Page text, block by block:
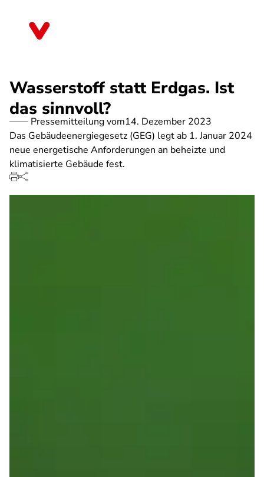
Wasserstoff statt Erdgas. Ist
das sinnvoll?
Pressemitteilung vom14. Dezember 2023
Das Gebäudeenergiegesetz (GEG) legt ab 1. Januar 2024
neue energetische Anforderungen an beheizte und
klimatisierte Gebäude fest.